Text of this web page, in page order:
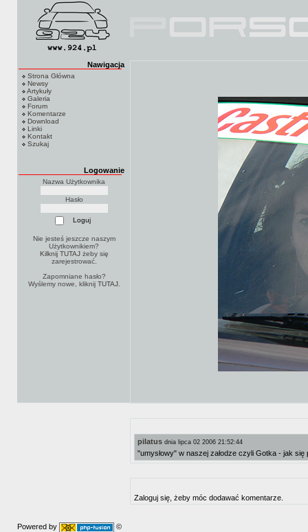
Nawigacja
Strona Główna
Newsy
Artykuły
Galeria
Forum
Komentarze
Download
Linki
Kontakt
Szukaj
Logowanie
Nazwa Użytkownika
Hasło
Nie jesteś jeszcze naszym
Użytkownikiem?
Kilknij TUTAJżeby się
zarejestrować.
Zapomniane hasło?
Wyślemy nowe, kliknij TUTAJ.
pilatus dnia lipca 02 2006 21:52:44
"umysłowy" w naszej załodze czyli Gotka - jak się
Zaloguj się, żeby móc dodawać komentarze.
Powered by ©